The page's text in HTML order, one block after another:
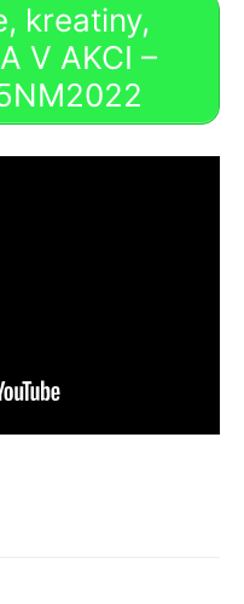
kreatiny,
V AKCI –